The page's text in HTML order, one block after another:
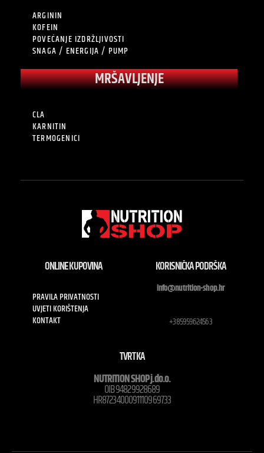
ARGININ
KOFEIN
POVEĆANJE IZDRŽLJIVOSTI
SNAGA / ENERGIJA / PUMP
MRŠAVLJENJE
CLA
KARNITIN
TERMOGENICI
ONLINE KUPOVINA
PRAVILA PRIVATNOSTI
UVJETI KORIŠTENJA
KONTAKT
KORISNIČKA PODRŠKA
info@nutrition-shop.hr
+385959624563
TVRTKA
NUTRITION SHOP j.do.o.
OIB 94829928689
HR8723400091110969733